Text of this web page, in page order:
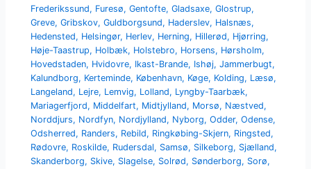
Frederikssund, Furesø,Gentofte,Gladsaxe,Glostrup,
Greve,Gribskov,Guldborgsund, Haderslev, Halsnæs,
Hedensted, Helsingør, Herlev, Herning, Hillerød, Hjørring,
Høje-Taastrup, Holbæk, Holstebro, Horsens, Hørsholm,
Hovedstaden, Hvidovre, Ikast-Brande, Ishøj,Jammerbugt,
Kalundborg, Kerteminde, København, Køge, Kolding, Læsø,
Langeland, Lejre, Lemvig, Lolland, Lyngby-Taarbæk,
Mariagerfjord, Middelfart, Midtjylland, Morsø, Næstved,
Norddjurs, Nordfyn, Nordjylland, Nyborg,Odder,Odense,
Odsherred, Randers, Rebild, Ringkøbing-Skjern, Ringsted,
Rødovre, Roskilde, Rudersdal, Samsø, Silkeborg, Sjælland,
Skanderborg, Skive, Slagelse, Solrød, Sønderborg, Sorø,